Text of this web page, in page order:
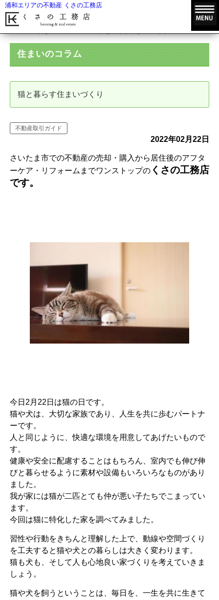
浦和エリアの不動産 くさの工務店
住まいのコラム
猫と暮らす住まいづくり
不動産取引ガイド
2022年02月22日
さいたま市での不動産の売却・購入から居住後のアフタ
ーケア・リフォームまでワンストップの くさの工務店
です。
今日2月22日は猫の日です。
猫や犬は、大切な家族であり、人生を共に歩むパートナ
ーです。
人と同じように、快適な環境を用意してあげたいもので
す。
健康や安全に配慮することはもちろん、室内でも伸び伸
びと暮らせるように素材や設備もいろいろなものがあり
ました。
我が家には猫が二匹とても仲が悪い子たちでこまってい
ます。
今回は猫に特化した家を調べてみました。
習性や行動をきちんと理解した上で、動線や空間づくり
を工夫すると猫や犬との暮らしは大きく変わります。
猫も犬も、そして人も心地良い家づくりを考えていきま
しょう。
猫や犬を飼うということは、毎日を、一生を共に生きて